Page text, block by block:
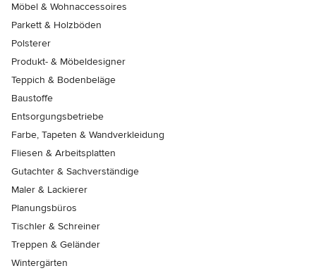
Möbel & Wohnaccessoires
Parkett & Holzböden
Polsterer
Produkt- & Möbeldesigner
Teppich & Bodenbeläge
Baustoffe
Entsorgungsbetriebe
Farbe, Tapeten & Wandverkleidung
Fliesen & Arbeitsplatten
Gutachter & Sachverständige
Maler & Lackierer
Planungsbüros
Tischler & Schreiner
Treppen & Geländer
Wintergärten